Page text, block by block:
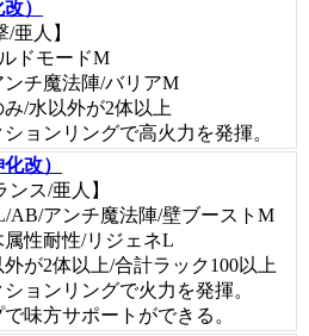
）
/亜人】
ドモードM
ンチ魔法陣/バリアM
/水以外が2体以上
ョンリングで高火力を発揮。
改）
ンス/亜人】
AB/アンチ魔法陣/壁ブーストM
属性耐性/リジェネL
が2体以上/合計ラック100以上
ョンリングで火力を発揮。
味方サポートができる。